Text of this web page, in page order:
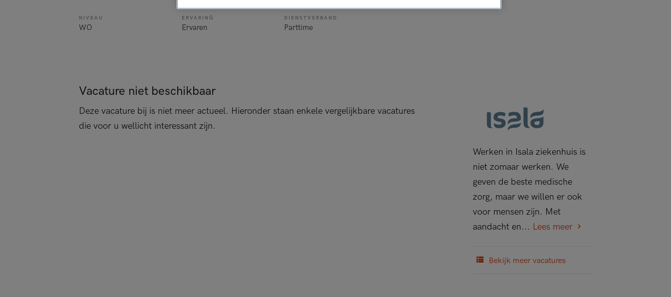
NIVEAU
WO
ERVARING
Ervaren
DIENSTVERBAND
Parttime
Vacature niet beschikbaar
Deze vacature bij is niet meer actueel. Hieronder staan enkele vergelijkbare vacatures
die voor u wellicht interessant zijn.
Werken in Isala ziekenhuis is
niet zomaar werken. We
geven de beste medische
zorg, maar we willen er ook
voor mensen zijn. Met
aandacht en... Lees meer
Bekijk meer vacatures